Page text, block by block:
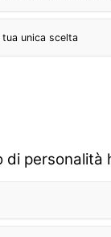
unica scelta
di personalità